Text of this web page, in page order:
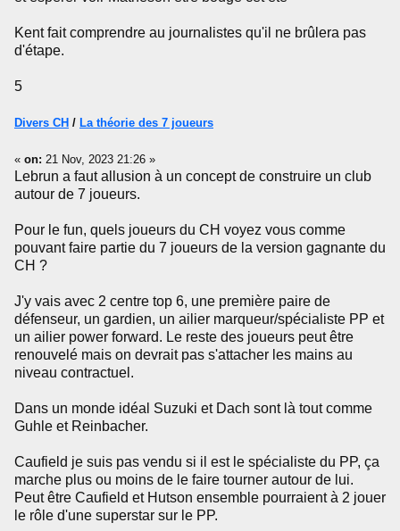
Kent fait comprendre au journalistes qu'il ne brûlera pas
d'étape.
5
Divers CH / La théorie des 7 joueurs
« on: 21 Nov, 2023 21:26 »
Lebrun a faut allusion à un concept de construire un club
autour de 7 joueurs.
Pour le fun, quels joueurs du CH voyez vous comme
pouvant faire partie du 7 joueurs de la version gagnante du
CH ?
J'y vais avec 2 centre top 6, une première paire de
défenseur, un gardien, un ailier marqueur/spécialiste PP et
un ailier power forward. Le reste des joueurs peut être
renouvelé mais on devrait pas s'attacher les mains au
niveau contractuel.
Dans un monde idéal Suzuki et Dach sont là tout comme
Guhle et Reinbacher.
Caufield je suis pas vendu si il est le spécialiste du PP, ça
marche plus ou moins de le faire tourner autour de lui.
Peut être Caufield et Hutson ensemble pourraient à 2 jouer
le rôle d'une superstar sur le PP.